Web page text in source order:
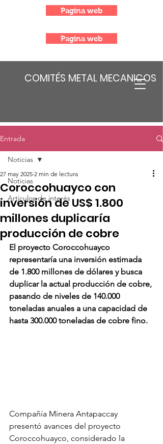
COMITÉS METAL MECANICOS
Pagina web
Pagina web
Entrada
Noticias
Articulos de interés
Noticias
Coroccohuayco con
inversión de US$ 1.800
millones duplicaría
producción de cobre
27 may 2025 2 min de lectura
El proyecto Coroccohuayco
representaría una inversión estimada
de 1.800 millones de dólares y busca
duplicar la actual producción de cobre,
pasando de niveles de 140.000
toneladas anuales a una capacidad de
hasta 300.000 toneladas de cobre fino.
Compañía Minera Antapaccay
presentó avances del proyecto
Coroccohuayco, considerado la